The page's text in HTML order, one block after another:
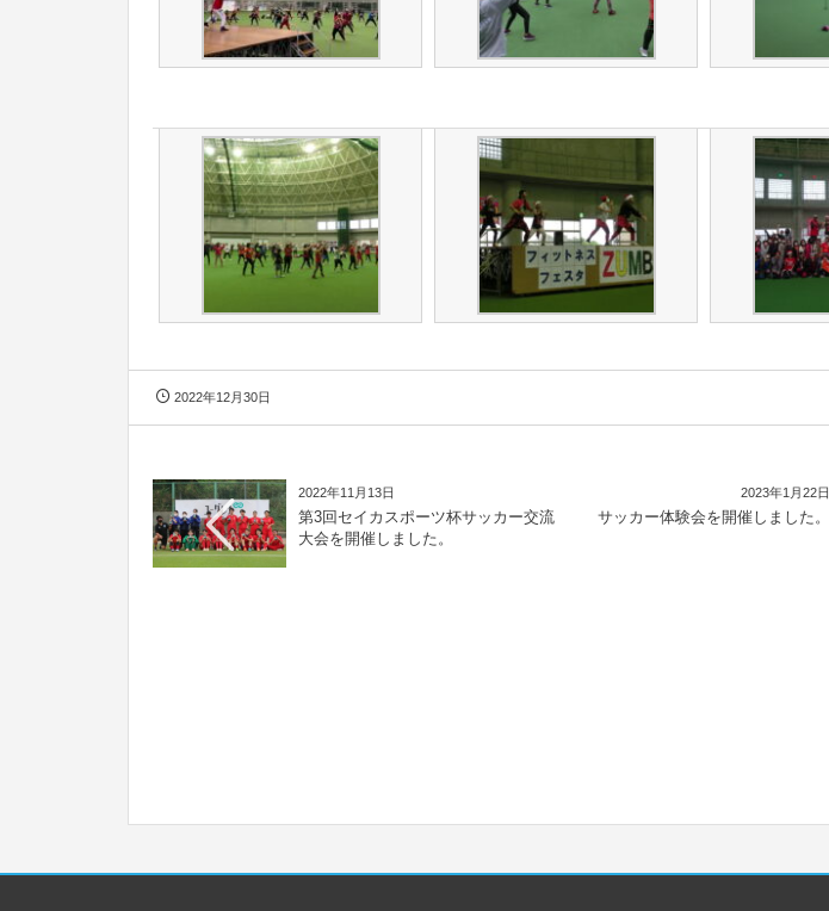
2022年12月30日
2022年11月13日
第3回セイカスポーツ杯サッカー交流
大会を開催しました。
2023年1月22日
サッカー体験会を開催しました。